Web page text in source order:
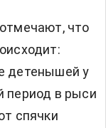
что
детенышей у
период в рыси
спячки